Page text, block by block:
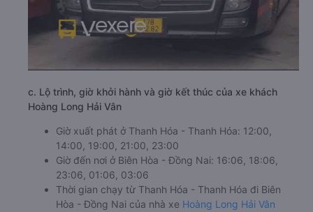
c. Lộ trình, giờ khởi hành và giờ kết thúc của xe khách
Hoàng Long Hải Vân
Giờ xuất phát ở Thanh Hóa - Thanh Hóa: 12:00,
14:00, 19:00, 21:00, 23:00
Giờ đến nơi ở Biên Hòa - Đồng Nai: 16:06, 18:06,
23:06, 01:06, 03:06
Thời gian chạy từ Thanh Hóa - Thanh Hóa đi Biên
Hòa - Đồng Nai của nhà xe Hoàng Long Hải Vân